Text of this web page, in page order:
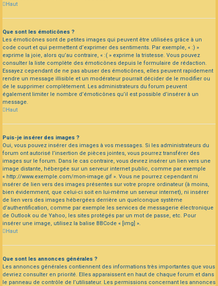
Haut
Que sont les émoticônes ?
Les émoticônes sont de petites images qui peuvent être utilisées grâce à un
code court et qui permettent d’exprimer des sentiments. Par exemple, « :) »
exprime la joie, alors qu’au contraire, « :( » exprime la tristesse. Vous pouvez
consulter la liste complète des émoticônes depuis le formulaire de rédaction.
Essayez cependant de ne pas abuser des émoticônes, elles peuvent rapidement
rendre un message illisible et un modérateur pourrait décider de le modifier ou
de le supprimer complètement. Les administrateurs du forum peuvent
également limiter le nombre d’émoticônes qu’il est possible d’insérer à un
message.
Haut
Puis-je insérer des images ?
Oui, vous pouvez insérer des images à vos messages. Si les administrateurs du
forum ont autorisé l’insertion de pièces jointes, vous pourrez transférer des
images sur le forum. Dans le cas contraire, vous devrez insérer un lien vers une
image distante, hébergée sur un serveur internet public, comme par exemple
« http://www.exemple.com/mon-image.gif ». Vous ne pourrez cependant ni
insérer de lien vers des images présentes sur votre propre ordinateur (à moins,
bien évidemment, que celui-ci soit en lui-même un serveur internet), ni insérer
de lien vers des images hébergées derrière un quelconque système
d’authentification, comme par exemple les services de messagerie électronique
de Outlook ou de Yahoo, les sites protégés par un mot de passe, etc. Pour
insérer une image, utilisez la balise BBCode « [img] ».
Haut
Que sont les annonces générales ?
Les annonces générales contiennent des informations très importantes que vous
devriez consulter en priorité. Elles apparaissent en haut de chaque forum et dans
le panneau de contrôle de l’utilisateur. Les permissions concernant les annonces